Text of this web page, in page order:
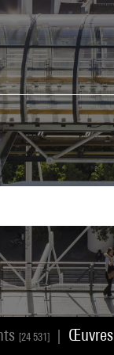
[24 531] Œuvres